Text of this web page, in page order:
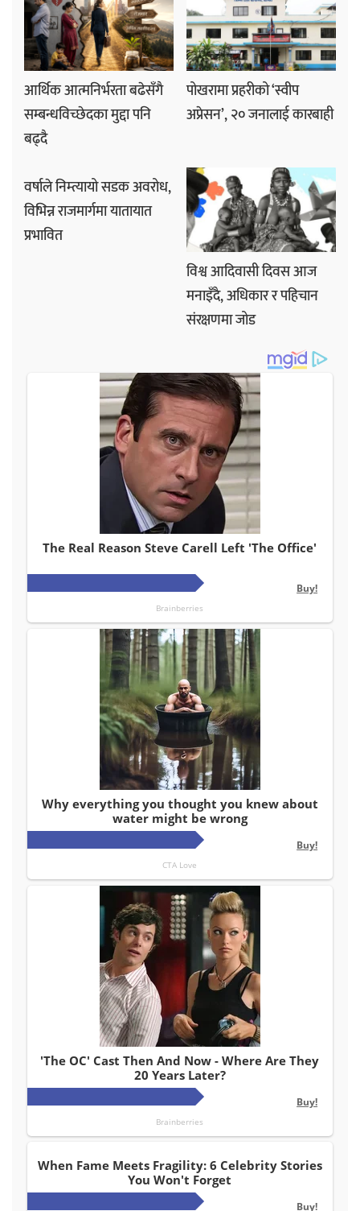
आर्थिक आत्मनिर्भरता बढेसँगै
सम्बन्धविच्छेदका मुद्दा पनि
बढ्दै
पोखरामा प्रहरीको ‘स्वीप
अप्रेसन’, २० जनालाई कारबाही
वर्षाले निम्त्यायो सडक अवरोध,
विभिन्न राजमार्गमा यातायात
प्रभावित
विश्व आदिवासी दिवस आज
मनाइँदै, अधिकार र पहिचान
संरक्षणमा जोड